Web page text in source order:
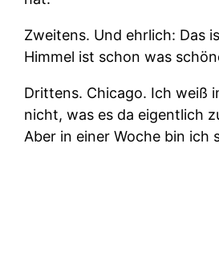
Zweitens. Und ehrlich: Das
Himmel ist schon was
Drittens. Chicago. Ich weiß
nicht, was es da eigentlich
Aber in einer Woche bin ich